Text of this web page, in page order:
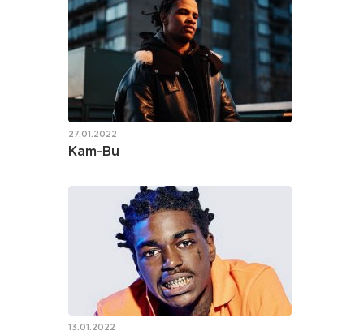
27.01.2022
Kam-Bu
13.01.2022